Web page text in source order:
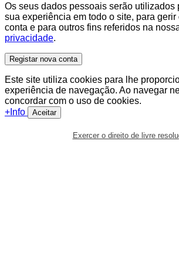
Os seus dados pessoais serão utilizados
sua experiência em todo o site, para
conta e para outros fins referidos na
privacidade.
Registar nova conta
Este site utiliza cookies para lhe
experiência de navegação. Ao navegar
concordar com o uso de cookies.
+Info
Aceitar
Exercer o direito de livre